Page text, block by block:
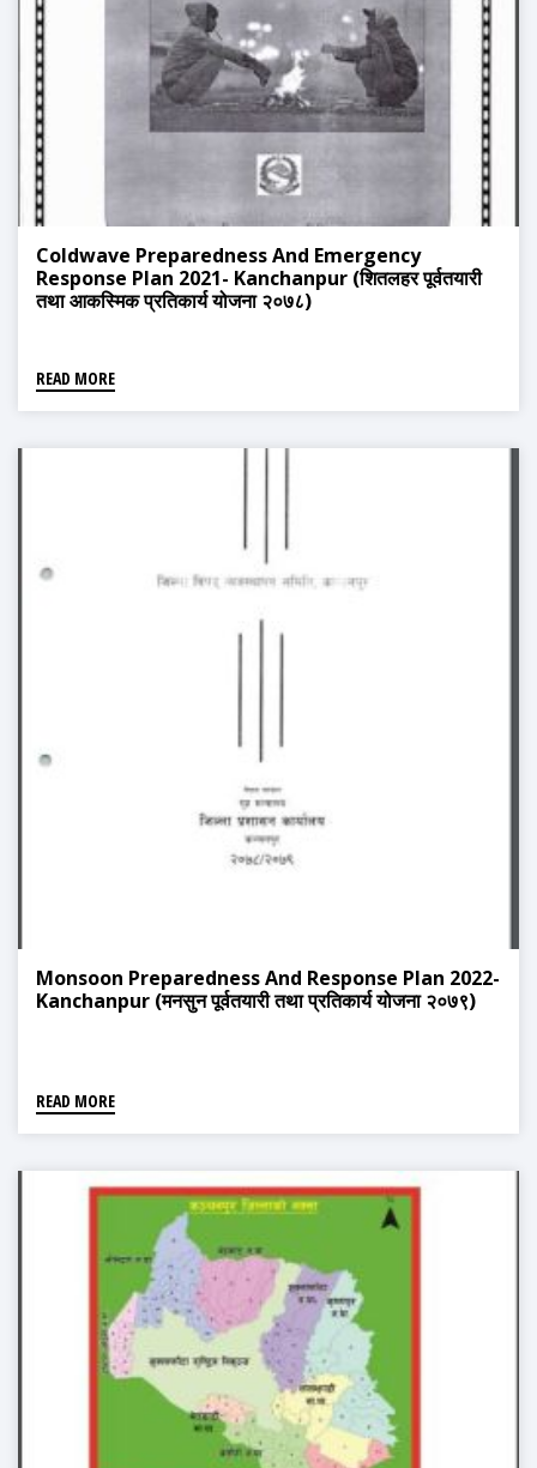
Coldwave Preparedness And Emergency
Response Plan 2021- Kanchanpur (शितलहर पूर्वतयारी
तथा आकस्मिक प्रतिकार्य योजना २०७८)
READ MORE
Monsoon Preparedness And Response Plan 2022-
Kanchanpur (मनसुन पूर्वतयारी तथा प्रतिकार्य योजना २०७९)
READ MORE